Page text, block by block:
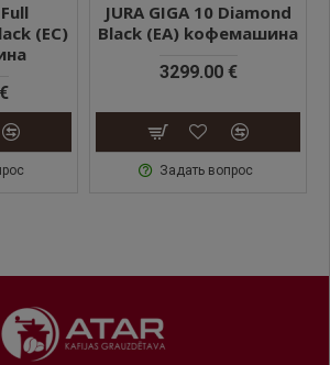
(EC)
JURA GIGA 10 Diamond
Black (EA) kофемашина
3299.00 €
Задать вопрос